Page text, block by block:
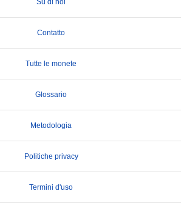
Contatto
Tutte le monete
Glossario
Metodologia
Politiche privacy
Termini d'uso